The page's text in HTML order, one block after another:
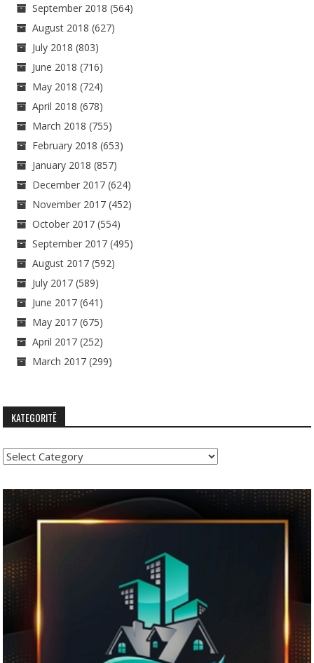
September 2018 (564)
August 2018 (627)
July 2018 (803)
June 2018 (716)
May 2018 (724)
April 2018 (678)
March 2018 (755)
February 2018 (653)
January 2018 (857)
December 2017 (624)
November 2017 (452)
October 2017 (554)
September 2017 (495)
August 2017 (592)
July 2017 (589)
June 2017 (641)
May 2017 (675)
April 2017 (252)
March 2017 (299)
KATEGORITË
Kategoritë